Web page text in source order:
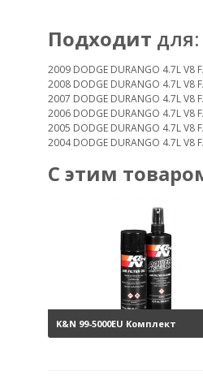
Подходит для:
2009 DODGE DURANGO 4.7L V8
2008 DODGE DURANGO 4.7L V8
2007 DODGE DURANGO 4.7L V8
2006 DODGE DURANGO 4.7L V8
2005 DODGE DURANGO 4.7L V8
2004 DODGE DURANGO 4.7L V8
С этим
K&N 99-5000EU Комплект